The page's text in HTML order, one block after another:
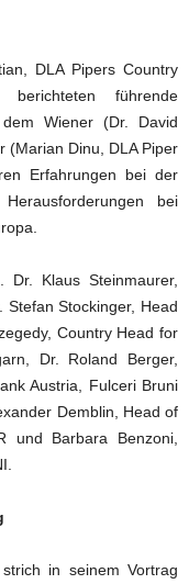
DLA Pipers Country
führende
Wiener (Dr. David
(Marian Dinu, DLA Piper
Erfahrungen bei der
bei
Dr. Klaus Steinmaurer,
Stefan Stockinger, Head
Country Head for
Dr. Roland Berger,
Austria, Fulceri Bruni
Demblin, Head of
und Barbara Benzoni,
in seinem Vortrag